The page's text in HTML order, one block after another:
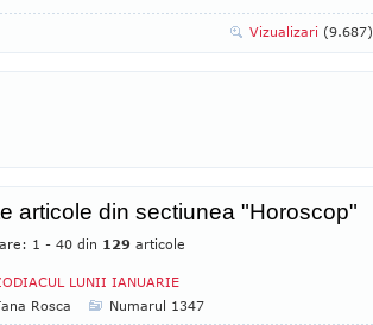
Vizualizari (9.687)
articole din sectiunea "Horoscop"
1 - 40 din 129 articole
LUNII IANUARIE
Rosca
Numarul 1347